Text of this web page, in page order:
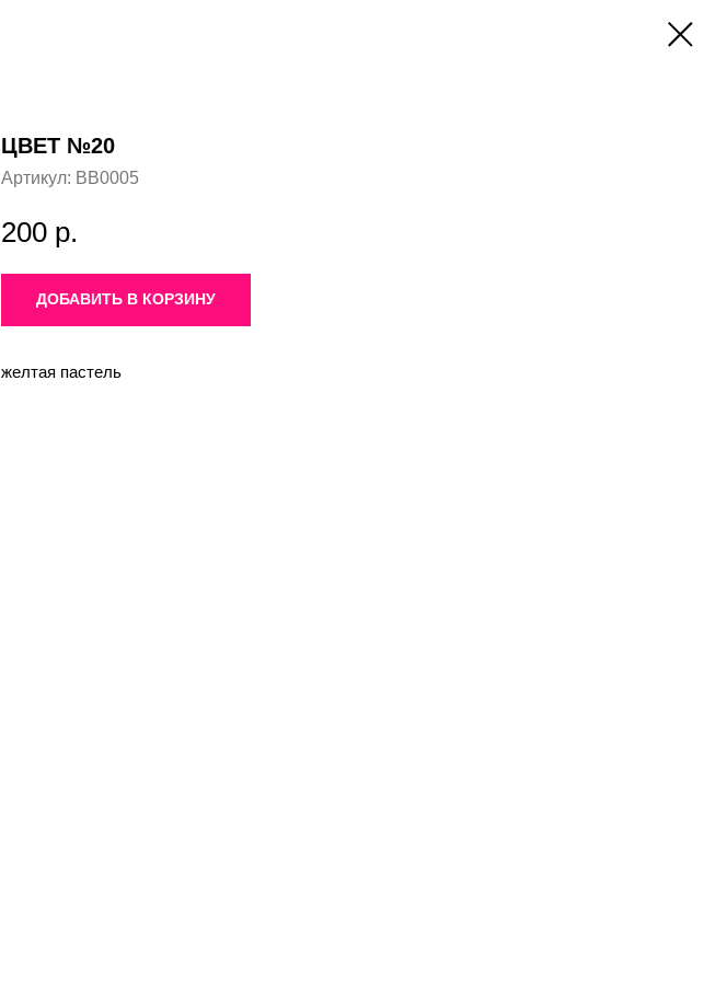
ЦВЕТ №20
Артикул: BB0005
200 р.
ДОБАВИТЬ В КОРЗИНУ
желтая пастель